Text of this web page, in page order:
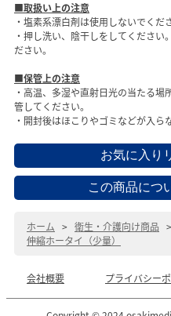
■取扱い上の注意
・塩素系漂白剤は使用しないでくだ
・押し洗い、陰干しをしてください
ださい。
■保管上の注意
・高温、多湿や直射日光の当たる
管してください。
・開封後はほこりやゴミなどが入ら
ホーム > 衛生・介護向け商品 >
伸縮ホータイ（少量）
会社概要 プライバシー